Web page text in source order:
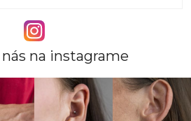
na instagrame